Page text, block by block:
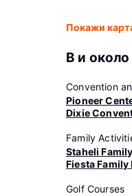
Покажи
В и
Convention
Pioneer
Dixie
Family
Staheli
Fiesta Family
Golf Courses